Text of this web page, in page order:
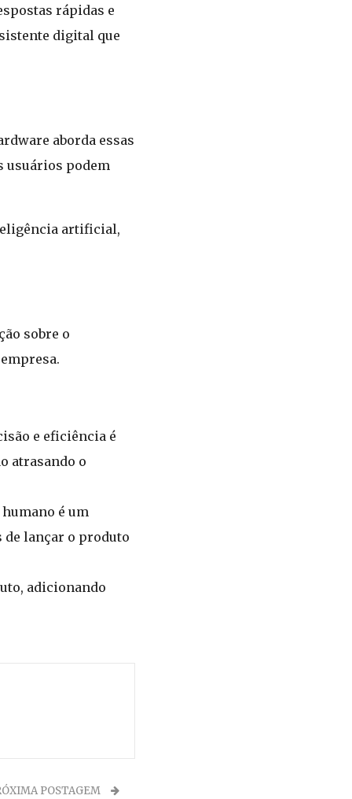
rápidas e
digital que
aborda essas
usuários podem
artificial,
sobre o
e eficiência é
atrasando o
é um
de lançar o produto
adicionando
POSTAGEM